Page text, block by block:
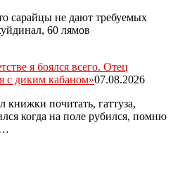
сарайцы не дают требуемых
60 лямов
я боялся всего. Отец
с диким кабаном»07.08.2026
книжки почитать, гаттуза,
когда на поле рубился, помню